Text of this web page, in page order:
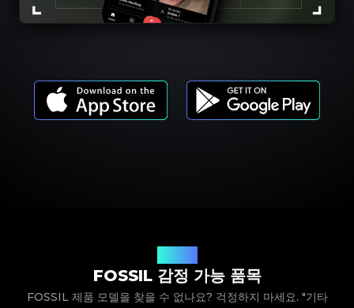
FOSSIL 감정 가능 품목
FOSSIL 제품 모델을 찾을 수 없나요? 걱정하지 마세요. "기타